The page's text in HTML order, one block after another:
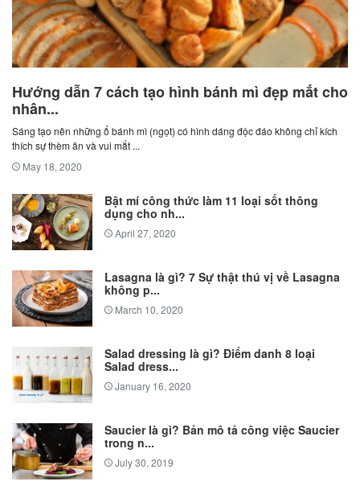
Hướng dẫn 7 cách tạo hình bánh mì đẹp mắt cho
nhân...
Sáng tạo nên những ổ bánh mì (ngọt) có hình dáng độc đáo không chỉ kích
thích sự thèm ăn và vui mắt ...
May 18, 2020
Bật mí công thức làm 11 loại sốt thông
dụng cho nh...
April 27, 2020
Lasagna là gì? 7 Sự thật thú vị về Lasagna
không p...
March 10, 2020
Salad dressing là gì? Điểm danh 8 loại
Salad dress...
January 16, 2020
Saucier là gì? Bản mô tả công việc Saucier
trong n...
July 30, 2019